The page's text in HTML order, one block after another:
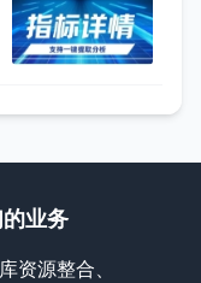
业务
资源整合、